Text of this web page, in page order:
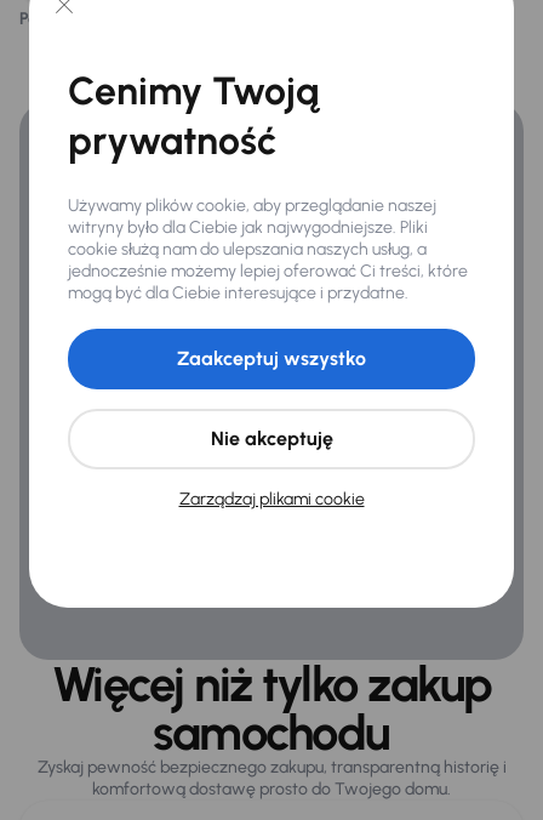
Kontrola tlaku v pneumatikách
Ogólne
Hf
Połączenie USB (audio)
Podoba ci się ten opis?
Zyskaj lepsze warunki finansowania niż v banku.
Więcej niż tylko zakup
samochodu
Zyskaj pewność bezpiecznego zakupu, transparentną historię i
komfortową dostawę prosto do Twojego domu.
Cenimy Twoją
prywatność
Używamy plików cookie, aby przeglądanie naszej
witryny było dla Ciebie jak najwygodniejsze. Pliki
cookie służą nam do ulepszania naszych usług, a
jednocześnie możemy lepiej oferować Ci treści, które
mogą być dla Ciebie interesujące i przydatne.
Zarządzaj plikami cookie
Nie akceptuję
Zaakceptuj wszystko